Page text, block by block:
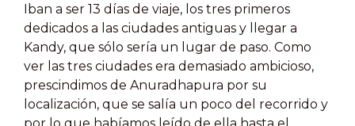
Iban a ser 13 días de viaje, los tres primeros
dedicados a las ciudades antiguas y llegar a
Kandy, que sólo sería un lugar de paso. Como
ver las tres ciudades era demasiado ambicioso,
prescindimos de Anuradhapura por su
localización, que se salía un poco del recorrido y